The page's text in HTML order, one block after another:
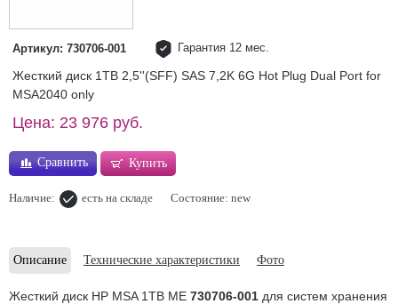
Артикул: 730706-001 Гарантия 12 мес.
Жесткий диск 1TB 2,5''(SFF) SAS 7,2K 6G Hot Plug Dual Port for
MSA2040 only
Цена: 23 976 руб.
Сравнить Купить
Наличие: есть на складе Состояние: new
Описание Технические характеристики Фото
Жесткий диск HP MSA 1TB ME 730706-001 для систем хранения